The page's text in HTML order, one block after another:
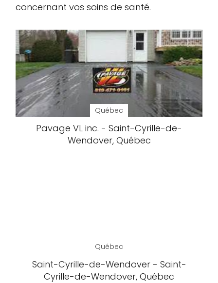
concernant vos soins de santé.
Québec
Pavage VL inc. - Saint-Cyrille-de-
Wendover, Québec
Québec
Saint-Cyrille-de-Wendover - Saint-
Cyrille-de-Wendover, Québec